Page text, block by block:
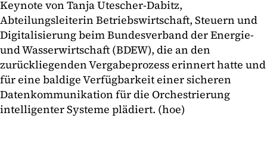
Keynote von Tanja Utescher-Dabitz,
Abteilungsleiterin Betriebswirtschaft, Steuern und
Digitalisierung beim Bundesverband der Energie-
und Wasserwirtschaft (BDEW), die an den
zurückliegenden Vergabeprozess erinnert hatte und
für eine baldige Verfügbarkeit einer sicheren
Datenkommunikation für die Orchestrierung
intelligenter Systeme plädiert. (hoe)